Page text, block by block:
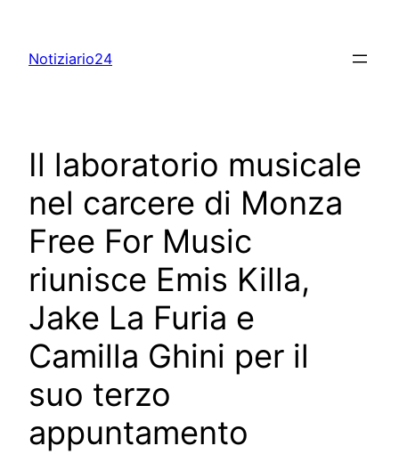
content
Notiziario24
Il laboratorio musicale
nel carcere di Monza
Free For Music
riunisce Emis Killa,
Jake La Furia e
Camilla Ghini per il
suo terzo
appuntamento